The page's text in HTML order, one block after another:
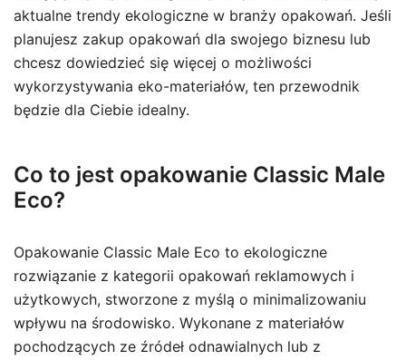
aktualne trendy ekologiczne w branży opakowań. Jeśli
planujesz zakup opakowań dla swojego biznesu lub
chcesz dowiedzieć się więcej o możliwości
wykorzystywania eko-materiałów, ten przewodnik
będzie dla Ciebie idealny.
Co to jest opakowanie Classic Male
Eco?
Opakowanie Classic Male Eco to ekologiczne
rozwiązanie z kategorii opakowań reklamowych i
użytkowych, stworzone z myślą o minimalizowaniu
wpływu na środowisko. Wykonane z materiałów
pochodzących ze źródeł odnawialnych lub z